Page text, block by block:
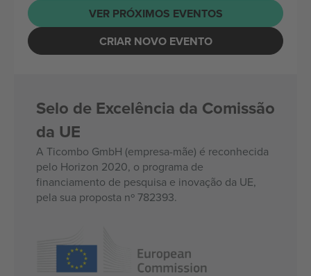
VER PRÓXIMOS EVENTOS
CRIAR NOVO EVENTO
Selo de Excelência da Comissão
da UE
A Ticombo GmbH (empresa-mãe) é reconhecida
pelo Horizon 2020, o programa de
financiamento de pesquisa e inovação da UE,
pela sua proposta nº 782393.